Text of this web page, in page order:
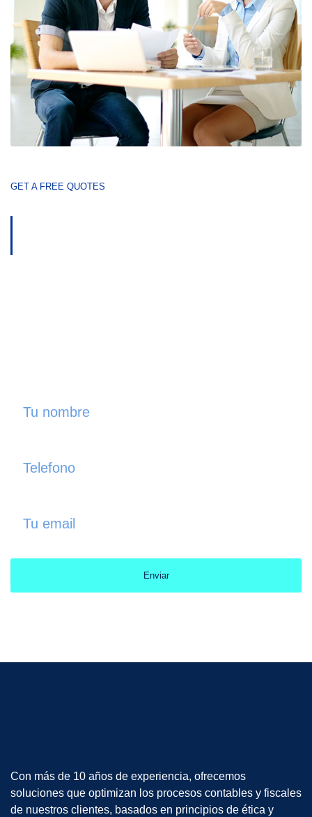
GET A FREE QUOTES
Enviar
Con más de 10 años de experiencia, ofrecemos
soluciones que optimizan los procesos contables y fiscales
de nuestros clientes, basados en principios de ética y